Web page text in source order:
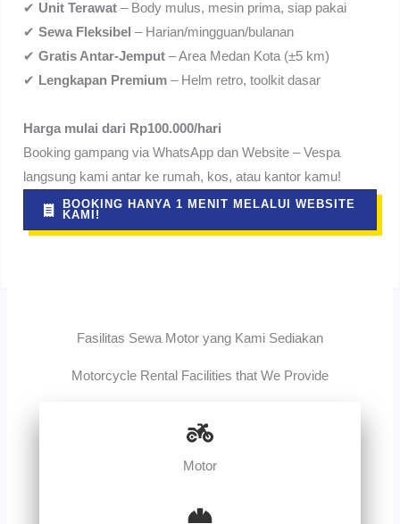
✔ Unit Terawat – Body mulus, mesin prima, siap pakai
✔Sewa Fleksibel – Harian/mingguan/bulanan
✔Gratis Antar-Jemput – Area Medan Kota (±5 km)
✔ Lengkapan Premium – Helm retro, toolkit dasar
Harga mulai dari Rp100.000/hari
Booking gampang via WhatsApp dan Website – Vespa
langsung kami antar ke rumah, kos, atau kantor kamu!
BOOKING HANYA 1 MENIT MELALUI WEBSITE
KAMI!
Fasilitas Sewa Motor yang Kami Sediakan
Motorcycle Rental Facilities that We Provide
Motor